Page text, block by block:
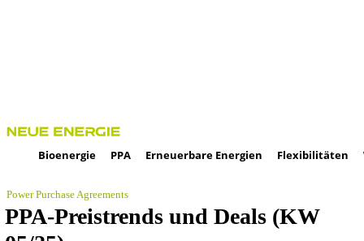
Bioenergie PPA Erneuerbare Energien Flexibilitäten
Power Purchase Agreements
PPA-Preistrends und Deals (KW